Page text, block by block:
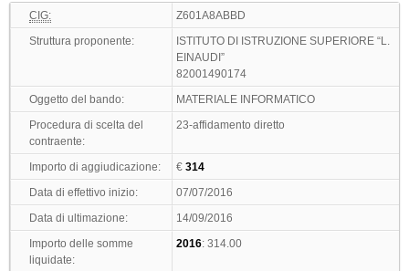
CIG:
Z601A8ABBD
Struttura proponente:
ISTITUTO DI ISTRUZIONE SUPERIORE “L.
EINAUDI”
82001490174
Oggetto del bando:
MATERIALE INFORMATICO
Procedura di scelta del
contraente:
23-affidamento diretto
Importo di aggiudicazione: €314
Data di effettivo inizio:
07/07/2016
Data di ultimazione:
14/09/2016
Importo delle somme
liquidate:
2016: 314.00